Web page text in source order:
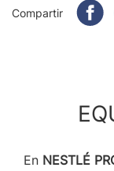
Compartir
En NESTLÉ